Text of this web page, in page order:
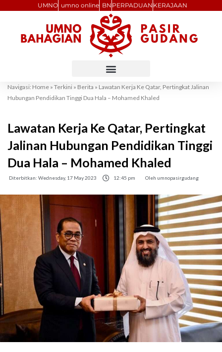
content
UMNO umno online BN PERPADUAN KERAJAAN
Navigasi: Home » Terkini » Berita » Lawatan Kerja Ke Qatar, Pertingkat Jalinan
Hubungan Pendidikan Tinggi Dua Hala – Mohamed Khaled
Lawatan Kerja Ke Qatar, Pertingkat
Jalinan Hubungan Pendidikan Tinggi
Dua Hala – Mohamed Khaled
Diterbitkan: Wednesday, 17 May 2023 12:45 pm Oleh umnopasirgudang